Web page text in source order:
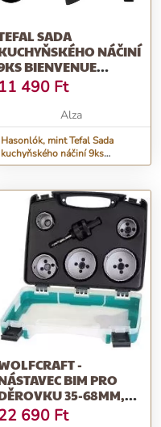
SADA
NÁČINÍ
BIENVENUE
K001S925
11 490 Ft
Alza
Hasonlók, mint Tefal Sada
kuchyňského náčiní 9ks
Bienvenue K001S925
-
BIM PRO
35-68MM,
6KS
690 Ft